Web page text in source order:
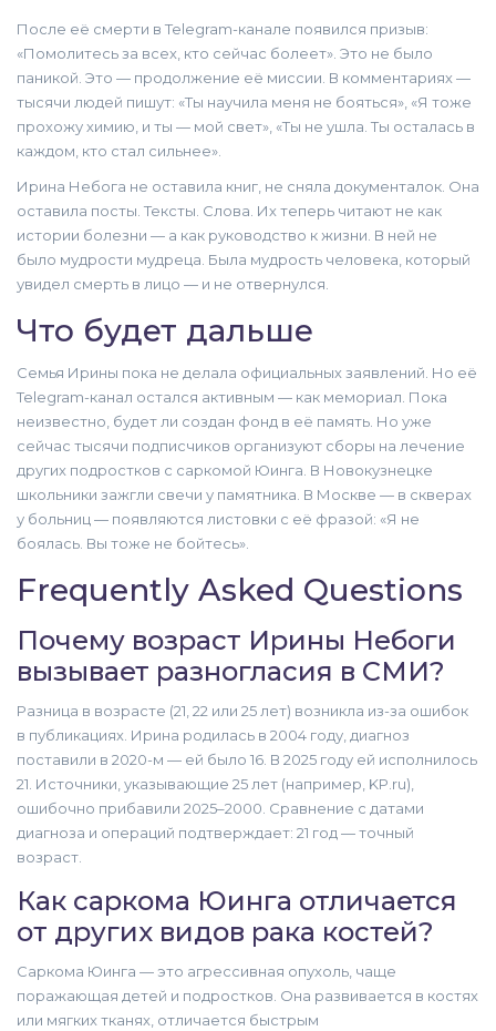
После её смерти в Telegram-канале появился призыв:
«Помолитесь за всех, кто сейчас болеет». Это не было
паникой. Это — продолжение её миссии. В комментариях —
тысячи людей пишут: «Ты научила меня не бояться», «Я тоже
прохожу химию, и ты — мой свет», «Ты не ушла. Ты осталась в
каждом, кто стал сильнее».
Ирина Небога не оставила книг, не сняла документалок. Она
оставила посты. Тексты. Слова. Их теперь читают не как
истории болезни — а как руководство к жизни. В ней не
было мудрости мудреца. Была мудрость человека, который
увидел смерть в лицо — и не отвернулся.
Что будет дальше
Семья Ирины пока не делала официальных заявлений. Но её
Telegram-канал остался активным — как мемориал. Пока
неизвестно, будет ли создан фонд в её память. Но уже
сейчас тысячи подписчиков организуют сборы на лечение
других подростков с саркомой Юинга. В Новокузнецке
школьники зажгли свечи у памятника. В Москве — в скверах
у больниц — появляются листовки с её фразой: «Я не
боялась. Вы тоже не бойтесь».
Frequently Asked Questions
Почему возраст Ирины Небоги
вызывает разногласия в СМИ?
Разница в возрасте (21, 22 или 25 лет) возникла из-за ошибок
в публикациях. Ирина родилась в 2004 году, диагноз
поставили в 2020-м — ей было 16. В 2025 году ей исполнилось
21. Источники, указывающие 25 лет (например, KP.ru),
ошибочно прибавили 2025–2000. Сравнение с датами
диагноза и операций подтверждает: 21 год — точный
возраст.
Как саркома Юинга отличается
от других видов рака костей?
Саркома Юинга — это агрессивная опухоль, чаще
поражающая детей и подростков. Она развивается в костях
или мягких тканях, отличается быстрым